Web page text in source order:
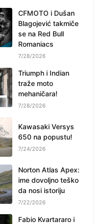
CFMOTO i Dušan
Blagojević takmiče
se na Red Bull
Romaniacs
7/28/2026
Triumph i Indian
traže moto
mehaničara!
7/28/2026
Kawasaki Versys
650 na popustu!
7/24/2026
Norton Atlas Apex:
ime dovoljno teško
da nosi istoriju
7/22/2026
Fabio Kvartararo i